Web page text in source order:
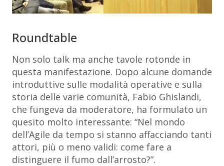
Roundtable
Non solo talk ma anche tavole rotonde in
questa manifestazione. Dopo alcune domande
introduttive sulle modalità operative e sulla
storia delle varie comunità, Fabio Ghislandi,
che fungeva da moderatore, ha formulato un
quesito molto interessante: “Nel mondo
dell’Agile da tempo si stanno affacciando tanti
attori, più o meno validi: come fare a
distinguere il fumo dall’arrosto?”.